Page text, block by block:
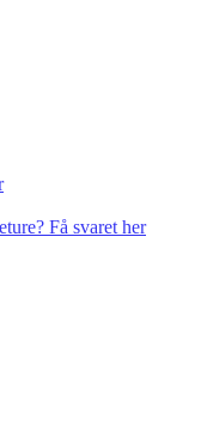
Få svaret her